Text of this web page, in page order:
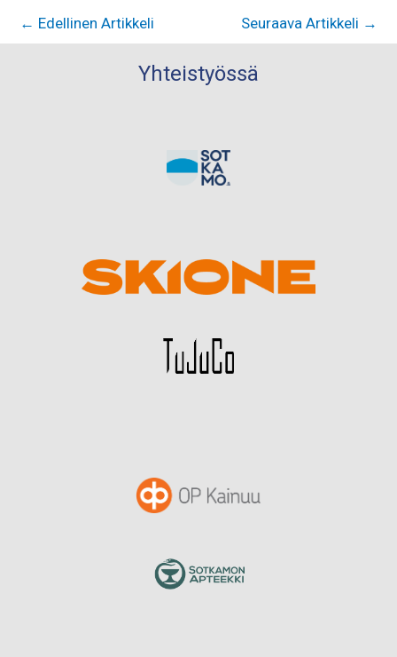
← Edellinen Artikkeli Seuraava Artikkeli →
Yhteistyössä